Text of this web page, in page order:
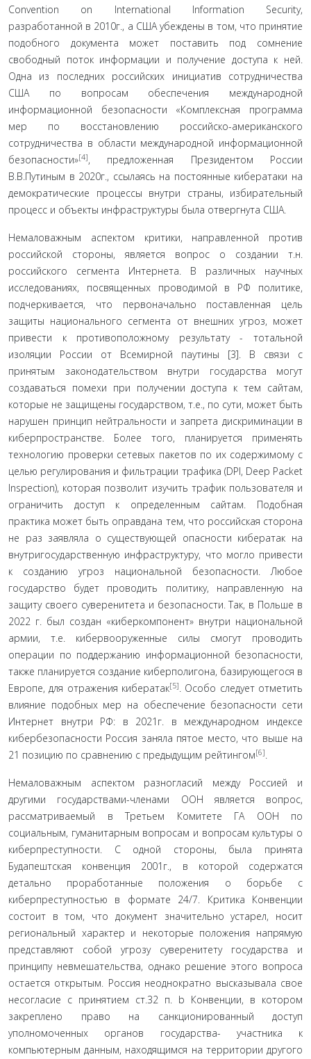
Convention on International Information Security,
разработанной в 2010г., а США убеждены в том, что принятие
подобного документа может поставить под сомнение
свободный поток информации и получение до­ступа к ней.
Одна из последних российских инициатив сотрудничества
США по вопросам обеспечения между­народной
информационной безопасности «Комплексная программа
мер по восстановлению российско-американ­ского
сотрудничества в области международной инфор­мационной
безопасности»[4], предложенная Президентом России
В.В.Путиным в 2020г., ссылаясь на постоянные ки­бератаки на
демократические процессы внутри страны, избирательный
процесс и объекты инфраструктуры была отвергнута США.
Немаловажным аспектом критики, направленной против
российской стороны, является вопрос о создании т.н.
российского сегмента Интернета. В различных науч­ных
исследованиях, посвященных проводимой в РФ по­литике,
подчеркивается, что первоначально поставленная цель
защиты национального сегмента от внешних угроз, может
привести к противоположному результату - то­тальной
изоляции России от Всемирной паутины [3]. В связи с
принятым законодательством внутри государства могут
создаваться помехи при получении доступа к тем сайтам,
которые не защищены государством, т.е., по сути, может быть
нарушен принцип нейтральности и запрета дискриминации в
киберпространстве. Более того, плани­руется применять
технологию проверки сетевых пакетов по их содержимому с
целью регулирования и фильтра­ции трафика (DPI, Deep Packet
Inspection), которая позво­лит изучить трафик пользователя и
ограничить доступ к определенным сайтам. Подобная
практика может быть оправдана тем, что российская сторона
не раз заявляла о существующей опасности кибератак на
внутригосудар­ственную инфраструктуру, что могло привести
к созда­нию угроз национальной безопасности. Любое
государ­ство будет проводить политику, направленную на
защиту своего суверенитета и безопасности. Так, в Польше в
2022 г. был создан «киберкомпонент» внутри национальной
армии, т.е. кибервооруженные силы смогут проводить
операции по поддержанию информационной безопас­ности,
также планируется создание киберполигона, ба­зирующегося в
Европе, для отражения кибератак[5]. Особо следует отметить
влияние подобных мер на обеспечение безопасности сети
Интернет внутри РФ: в 2021г. в между­народном индексе
кибербезопасности Россия заняла пя­тое место, что выше на
21 позицию по сравнению с пре­дыдущим рейтингом[6].
Немаловажным аспектом разногласий между Рос­сией и
другими государствами-членами ООН является вопрос,
рассматриваемый в Третьем Комитете ГА ООН по
социальным, гуманитарным вопросам и вопросам культуры о
киберпреступности. С одной стороны, была принята
Будапештская конвенция 2001г., в которой со­держатся
детально проработанные положения о борьбе с
киберпреступностью в формате 24/7. Критика Конвен­ции
состоит в том, что документ значительно устарел, носит
региональный характер и некоторые положения напрямую
представляют собой угрозу суверенитету го­сударства и
принципу невмешательства, однако решение этого вопроса
остается открытым. Россия неоднократ­но высказывала свое
несогласие с принятием ст.32 п. b Конвенции, в котором
закреплено право на санкциони­рованный доступ
уполномоченных органов государства- участника к
компьютерным данным, находящимся на территории другого